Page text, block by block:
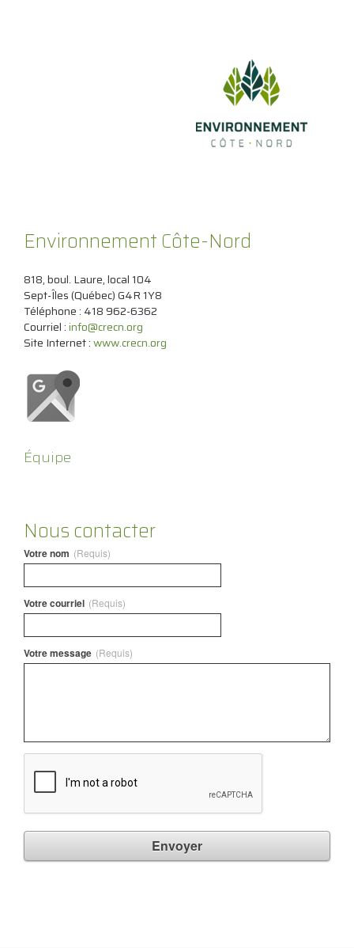
Environnement Côte-Nord
818, boul. Laure, local 104
Sept-Îles (Québec) G4R 1Y8
Téléphone : 418 962-6362
Courriel :info@crecn.org
Site Internet :www.crecn.org
Équipe
Nous contacter
Votre nom (Requis)
Votre courriel (Requis)
Votre message (Requis)
Envoyer